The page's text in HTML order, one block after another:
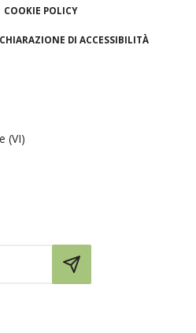
COOKIE POLICY
DI ACCESSIBILITÀ
(VI)